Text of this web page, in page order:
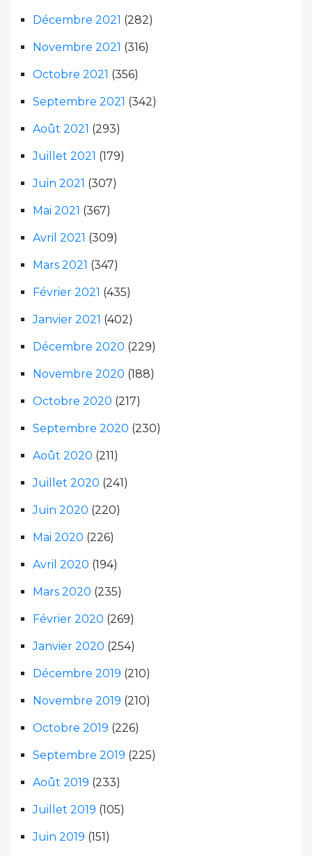
Décembre 2021 (282)
Novembre 2021 (316)
Octobre 2021 (356)
Septembre 2021 (342)
Août 2021 (293)
Juillet 2021 (179)
Juin 2021 (307)
Mai 2021 (367)
Avril 2021 (309)
Mars 2021 (347)
Février 2021 (435)
Janvier 2021 (402)
Décembre 2020 (229)
Novembre 2020 (188)
Octobre 2020 (217)
Septembre 2020 (230)
Août 2020 (211)
Juillet 2020 (241)
Juin 2020 (220)
Mai 2020 (226)
Avril 2020 (194)
Mars 2020 (235)
Février 2020 (269)
Janvier 2020 (254)
Décembre 2019 (210)
Novembre 2019 (210)
Octobre 2019 (226)
Septembre 2019 (225)
Août 2019 (233)
Juillet 2019 (105)
Juin 2019 (151)